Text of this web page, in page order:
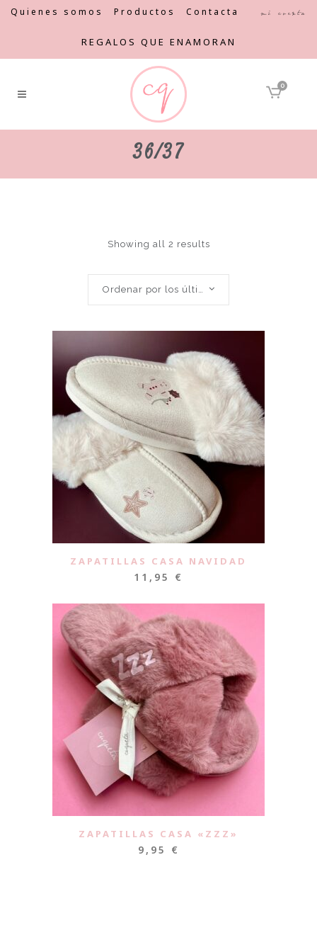
Quienes somos Productos Contacta Mi cuenta
REGALOS QUE ENAMORAN
0
36/37
Showing all 2 results
Ordenar por los últimos
ZAPATILLAS CASA NAVIDAD
11,95 €
ZAPATILLAS CASA «ZZZ»
9,95 €